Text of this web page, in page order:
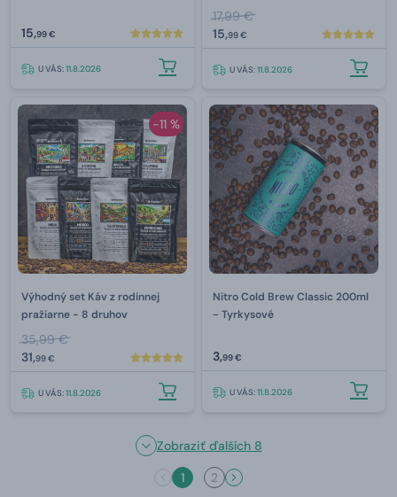
15,99 €
U VÁS:11.8.2026
Etiópia, Brazília
17,99 €
15,99 €
U VÁS:11.8.2026
-11 %
Výhodný set Káv z rodinnej
pražiarne - 8 druhov
35,99 €
31,99 €
U VÁS:11.8.2026
Nitro Cold Brew Classic 200ml
- Tyrkysové
3,99 €
U VÁS:11.8.2026
Zobraziť ďalších 8
1
2